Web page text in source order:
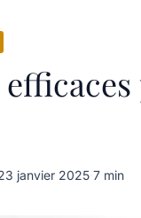
janvier 2025·7 min